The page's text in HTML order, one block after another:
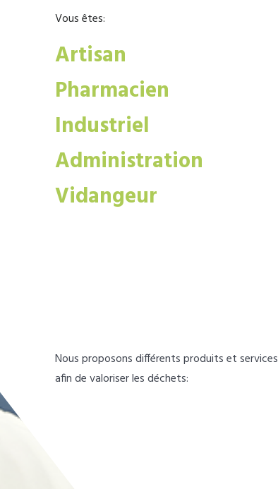
Vous êtes:
Artisan
Pharmacien
Industriel
Administration
Vidangeur
Nous proposons différents produits et services
afin de valoriser les déchets: